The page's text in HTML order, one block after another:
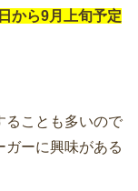
から9月上旬予定
ることも多いので
ガーに興味がある